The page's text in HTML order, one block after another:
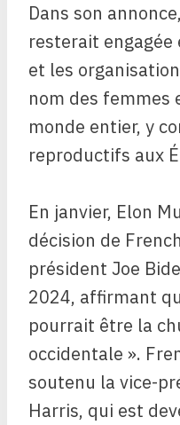
Dans son
resterait engagée
et les
nom des femmes
monde entier, y
reproductifs aux
En janvier, Elon
décision de
président Joe
2024, affirmant
pourrait être la
occidentale ».
soutenu la vice-
Harris, qui est